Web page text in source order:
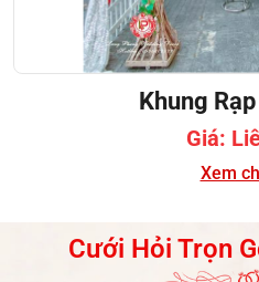
Khung
Giá:
Xem
Cưới Hỏi Trọn